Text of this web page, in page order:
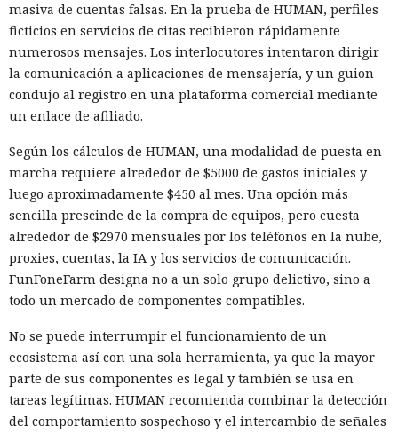
masiva de cuentas falsas. En la prueba de HUMAN, perfiles
ficticios en servicios de citas recibieron rápidamente
numerosos mensajes. Los interlocutores intentaron dirigir
la comunicación a aplicaciones de mensajería, y un guion
condujo al registro en una plataforma comercial mediante
un enlace de afiliado.
Según los cálculos de HUMAN, una modalidad de puesta en
marcha requiere alrededor de $5000 de gastos iniciales y
luego aproximadamente $450 al mes. Una opción más
sencilla prescinde de la compra de equipos, pero cuesta
alrededor de $2970 mensuales por los teléfonos en la nube,
proxies, cuentas, la IA y los servicios de comunicación.
FunFoneFarm designa no a un solo grupo delictivo, sino a
todo un mercado de componentes compatibles.
No se puede interrumpir el funcionamiento de un
ecosistema así con una sola herramienta, ya que la mayor
parte de sus componentes es legal y también se usa en
tareas legítimas. HUMAN recomienda combinar la detección
del comportamiento sospechoso y el intercambio de señales